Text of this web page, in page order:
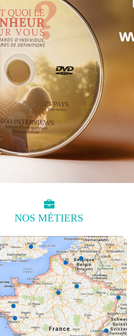
NOS MÉTIERS